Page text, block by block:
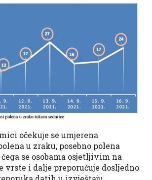
očekuje se umjerena
u zraku, posebno polena
se osobama osjetljivim na
vrste i dalje preporučuje dosljedno